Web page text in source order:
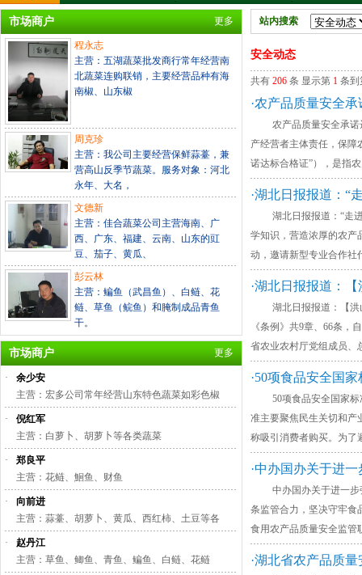
市场商户 更多
程永志
主营：五湖蔬菜批发商行常年经营南
北蔬菜连购联销，主要经营品种有海
南椒、山东椒
周克珍
主营：我公司主要经营保鲜蒜薹，兼
营高山反季节蔬菜。服务对象：河北
永年、大名，
文德新
主营：佳合蔬菜公司主营海南、广
西、广东、福建、云南、山东的豇
豆、茄子、黄瓜、
彭云林
主营：鳊鱼（武昌鱼）、白鲢、花
鲢、草鱼（鲩鱼）和腌制成品青鱼
干。
市场商户 更多
·
余少安
主营：宏多公司常年经营山东特色蔬菜如彩色椒
·
倪红军
主营：白萝卜、胡萝卜等各类蔬菜
·
郑良平
主营：花鲢、鮰鱼、财鱼
·
向前进
主营：蒜薹、胡萝卜、黄瓜、西红柿、土豆等各
·
赵丹江
主营：草鱼、鲫鱼、青鱼、鳊鱼、白鲢、花鲢
站内搜索
安全动态
共有 206 条 显示第 1 条
·农产品质量安全
农产品质量安全承诺达
产经营者主体责任，保
诺达标合格证”），是指
·湖北日报报道：“
湖北日报报道：“走进
学知识，营造浓厚的农产
动，邀请新型专业合作社
·湖北日报报道：
湖北日报报道：【洪山
《条例》共9章、66条，
省农业农村厅党组成员
·50项食品安全国
50项食品安全国家标准
准主要聚焦民生关切和产
称吸引消费者购买。为
·中办国办关于进
中办国办关于进一步强
条监管合力，坚决守牢食
食用农产品质量安全监
·湖北省农产品质